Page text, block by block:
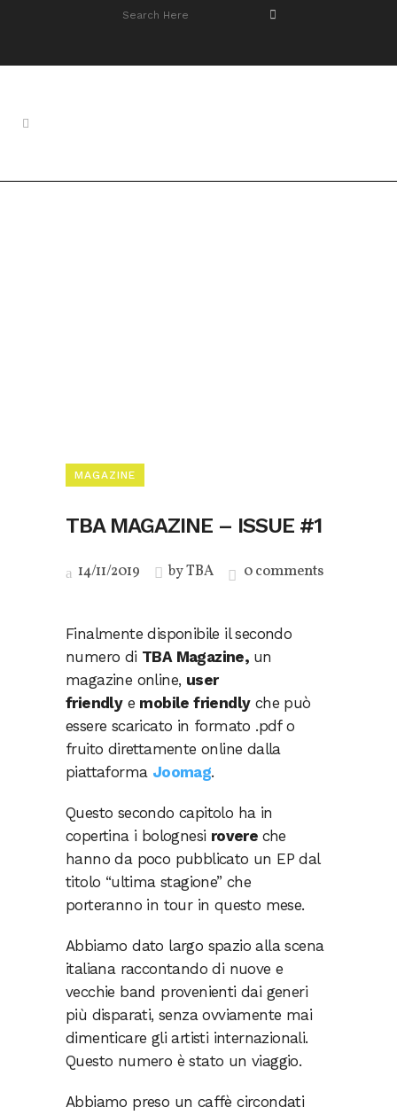
MAGAZINE
TBA MAGAZINE – ISSUE #1
14/11/2019 byTBA 0 comments
Finalmente disponibile il secondo
numero di TBA Magazine, un
magazine online, user
friendlye mobile friendlyche può
essere scaricato in formato .pdf o
fruito direttamente online dalla
piattaforma Joomag.
Questo secondo capitolo ha in
copertina i bolognesi rovere che
hanno da poco pubblicato un EP dal
titolo “ultima stagione” che
porteranno in tour in questo mese.
Abbiamo dato largo spazio alla scena
italiana raccontando di nuove e
vecchie band provenienti dai generi
più disparati, senza ovviamente mai
dimenticare gli artisti internazionali.
Questo numero è stato un viaggio.
Abbiamo preso un caffè circondati